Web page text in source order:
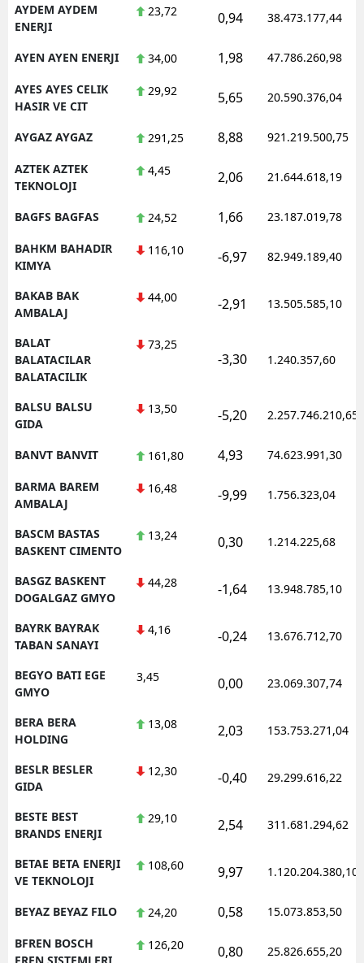
AYDEM AYDEM
ENERJI
23,72 0,94 38.473.177,44
AYEN AYEN ENERJI 34,00 1,98 47.786.260,98
AYES AYES CELIK
HASIR VE CIT
29,92 5,65 20.590.376,04
AYGAZ AYGAZ 291,25 8,88 921.219.500,75
AZTEK AZTEK
TEKNOLOJI
4,45 2,06 21.644.618,19
BAGFS BAGFAS 24,52 1,66 23.187.019,78
BAHKM BAHADIR
KIMYA
116,10 -6,97 82.949.189,40
BAKAB BAK
AMBALAJ
44,00 -2,91 13.505.585,10
BALAT
BALATACILAR
BALATACILIK
73,25
-3,30 1.240.357,60
BALSU BALSU
GIDA
13,50 -5,20 2.257.746.210,65
BANVT BANVIT 161,80 4,93 74.623.991,30
BARMA BAREM
AMBALAJ
16,48 -9,99 1.756.323,04
BASCM BASTAS
BASKENT CIMENTO
13,24 0,30 1.214.225,68
BASGZ BASKENT
DOGALGAZ GMYO
44,28 -1,64 13.948.785,10
BAYRK BAYRAK
TABAN SANAYI
4,16 -0,24 13.676.712,70
BEGYO BATI EGE
GMYO
3,45 0,00 23.069.307,74
BERA BERA
HOLDING
13,08 2,03 153.753.271,04
BESLR BESLER
GIDA
12,30 -0,40 29.299.616,22
BESTE BEST
BRANDS ENERJI
29,10 2,54 311.681.294,62
BETAE BETA ENERJI
VE TEKNOLOJI
108,60 9,97 1.120.204.380,10
BEYAZ BEYAZ FILO 24,20 0,58 15.073.853,50
BFREN BOSCH
126,20 0,80 25.826.655,20